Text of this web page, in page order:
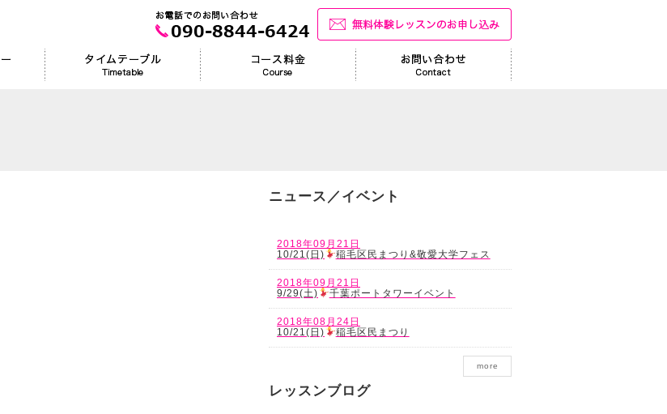
ニュース／イベント
2018年09月21日
10/21(日)
稲毛区民まつり&敬愛大学フェス
2018年09月21日
9/29(土)
千葉ポートタワーイベント
2018年08月24日
10/21(日)
稲毛区民まつり
more
レッスンブログ